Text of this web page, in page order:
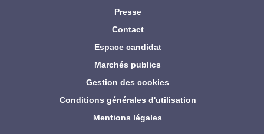
Presse
Contact
Espace candidat
Marchés publics
Gestion des cookies
Conditions générales d'utilisation
Mentions légales